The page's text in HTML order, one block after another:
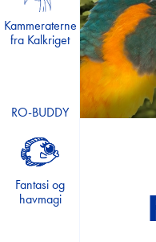
Kammeraterne
fra Kalkriget
RO-BUDDY
Fantasi og
havmagi
Lær om hjernen og
Den magiske madkasse
Rekord i sport
Lær om truede dyr
Mission Min Krop
Projekt Sund Skole
Mælkehjørnet